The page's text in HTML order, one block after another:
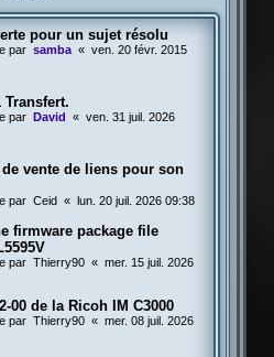
pour un sujet résolu
par samba « ven. 20 févr. 2015
Transfert.
par David « ven. 31 juil. 2026
vente de liens pour son
par Ceid « lun. 20 juil. 2026 09:38
firmware package file
par Thierry90 « mer. 15 juil. 2026
00 de la Ricoh IM C3000
par Thierry90 « mer. 08 juil. 2026